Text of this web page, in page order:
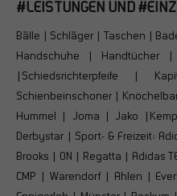
#LEISTUNGEN UND
Bälle | Schläger | Taschen |
Handschuhe | Handtücher |
|Schiedsrichterpfeife |
Schienbeinschoner |
Hummel | Joma | Jako
Derbystar | Sport- & Freizeit:
Brooks | ON | Regatta | Adidas
CMP | Warendorf | Ahlen |